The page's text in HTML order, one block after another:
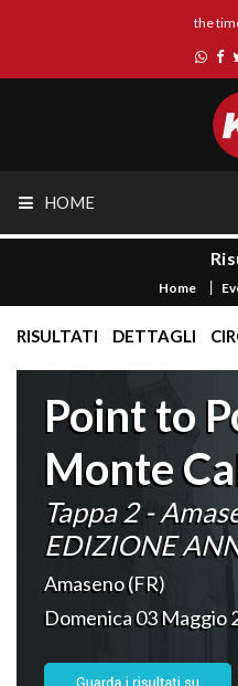
the
HOME
Home
RISULTATI DETTAGLI
Point to
Monte
Tappa 2 -
EDIZIONE
Amaseno (FR)
Domenica 03 Maggio